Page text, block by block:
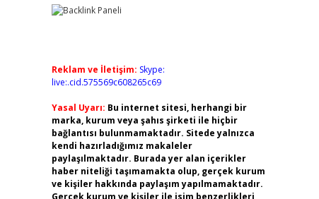
Reklam ve İletişim: Skype:
live:.cid.575569c608265c69
Yasal Uyarı: Bu internet sitesi, herhangi bir
marka, kurum veya şahıs şirketi ile hiçbir
bağlantısı bulunmamaktadır. Sitede yalnızca
kendi hazırladığımız makaleler
paylaşılmaktadır. Burada yer alan içerikler
haber niteliği taşımamakta olup, gerçek kurum
ve kişiler hakkında paylaşım yapılmamaktadır.
Gerçek kurum ve kişiler ile isim benzerlikleri